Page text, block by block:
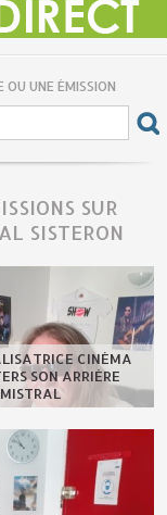
OU UNE ÉMISSION
SUR
SISTERON
CINÉMA
SON ARRIÈRE